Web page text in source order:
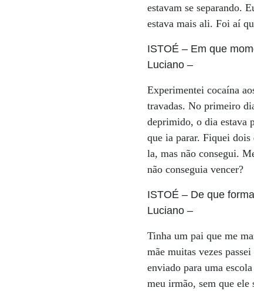
estavam se separando.
estava mais ali. Foi aí
ISTOÉ – Em que
Luciano –
Experimentei cocaína
travadas. No primeiro
deprimido, o dia estava
que ia parar. Fiquei dois
la, mas não consegui.
não conseguia vencer?
ISTOÉ – De que
Luciano –
Tinha um pai que me
mãe muitas vezes
enviado para uma
meu irmão, sem que ele